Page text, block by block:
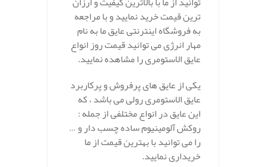
ترین قیمت خرید نمایید و با مراجعه
به فروشگاه اینترنتی عایق ما به نام
مهار انرژی می توانید قیمت روز انواع
عایق الاستومری را مشاهده نمایید.
یکی از عایق های پرفروش و پرکاربرد
عایق الاستومری رولی می باشد ، که
این عایق در انواع مختلفی از جمله :
روکش آلومینیوم ساده چسب دار و …
را می توانید با بهترین قیمت از ما
خریداری نمایید.